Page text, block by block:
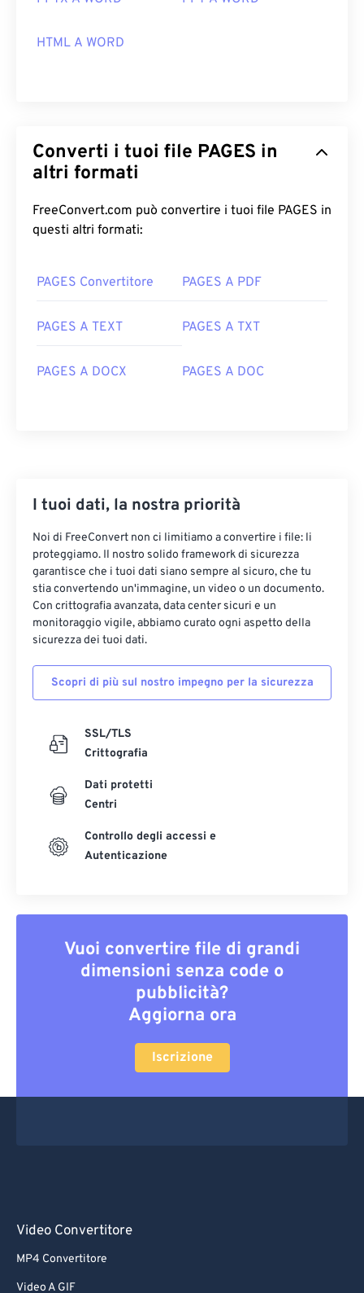
HTML A WORD
Converti i tuoi file PAGES in
altri formati
FreeConvert.com può convertire i tuoi file PAGES in
questi altri formati:
PAGES Convertitore PAGES A PDF
PAGES A TEXT PAGES A TXT
PAGES A DOCX PAGES A DOC
I tuoi dati, la nostra priorità
Noi di FreeConvert non ci limitiamo a convertire i file: li
proteggiamo. Il nostro solido framework di sicurezza
garantisce che i tuoi dati siano sempre al sicuro, che tu
stia convertendo un'immagine, un video o un documento.
Con crittografia avanzata, data center sicuri e un
monitoraggio vigile, abbiamo curato ogni aspetto della
sicurezza dei tuoi dati.
Scopri di più sul nostro impegno per la sicurezza
SSL/TLS
Crittografia
Dati protetti
Centri
Controllo degli accessi e
Autenticazione
Vuoi convertire file di grandi
dimensioni senza code o
pubblicità?
Aggiorna ora
Iscrizione
Video Convertitore
MP4 Convertitore
Video A GIF